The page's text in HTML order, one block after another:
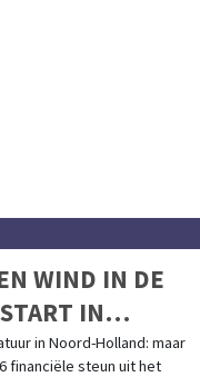
WIND IN DE
IN
in Noord-Holland: maar
financiële steun uit het